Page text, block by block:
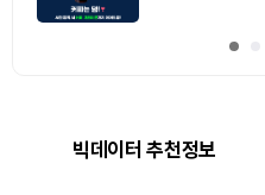
빅데이터 추천정보